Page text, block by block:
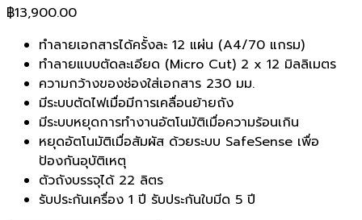
฿13,900.00
ทำลายเอกสารได้ครั้งละ 12 แผ่น (A4/70 แกรม)
ทำลายแบบตัดละเอียด (Micro Cut) 2 x 12 มิลลิเมตร
ความกว้างของช่องใส่เอกสาร 230 มม.
มีระบบตัดไฟเมื่อมีการเคลื่อนย้ายถัง
มีระบบหยุดการทำงานอัตโนมัติเมื่อความร้อนเกิน
หยุดอัตโนมัติเมื่อสัมผัส ด้วยระบบ SafeSense เพื่อ
ป้องกันอุบัติเหตุ
ตัวถังบรรจุได้ 22 ลิตร
รับประกันเครื่อง 1 ปี รับประกันใบมีด 5 ปี